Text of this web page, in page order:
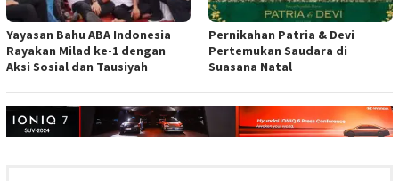
Yayasan Bahu ABA Indonesia
Rayakan Milad ke-1 dengan
Aksi Sosial dan Tausiyah
Pernikahan Patria & Devi
Pertemukan Saudara di
Suasana Natal